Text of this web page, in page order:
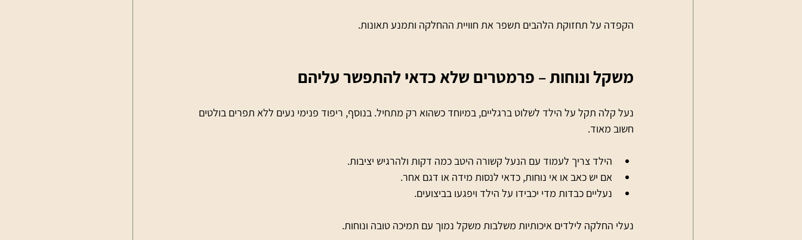
הקפדה על תחזוקת הלהבים תשפר את חוויית ההחלקה ותמנע תאונות.
משקל ונוחות – פרמטרים שלא כדאי להתפשר עליהם
נעל קלה תקל על הילד לשלוט ברגליים, במיוחד כשהוא רק מתחיל. בנוסף, ריפוד פנימי נעים ללא תפרים בולטים
חשוב מאוד.
הילד צריך לעמוד עם הנעל קשורה היטב כמה דקות ולהרגיש יציבות.
אם יש כאב או אי נוחות, כדאי לנסות מידה או דגם אחר.
נעליים כבדות מדי יכבידו על הילד ויפגעו בביצועים.
נעלי החלקה לילדים איכותיות משלבות משקל נמוך עם תמיכה טובה ונוחות.